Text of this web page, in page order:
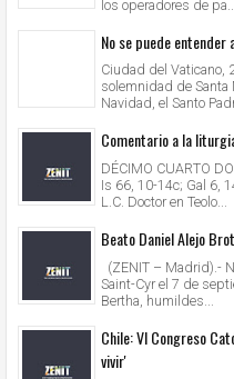
los operadores de pa...
No se puede entender
Ciudad del Vaticano,
solemnidad de Santa
Navidad, el Santo
Comentario a la
DÉCIMO CUARTO
Is 66, 10-14c; Gal 6,
L.C. Doctor en Teolo...
Beato Daniel Alejo
(ZENIT – Madrid).-
Saint-Cyr el 7 de
Bertha, humildes...
Chile: VI Congreso
vivir'